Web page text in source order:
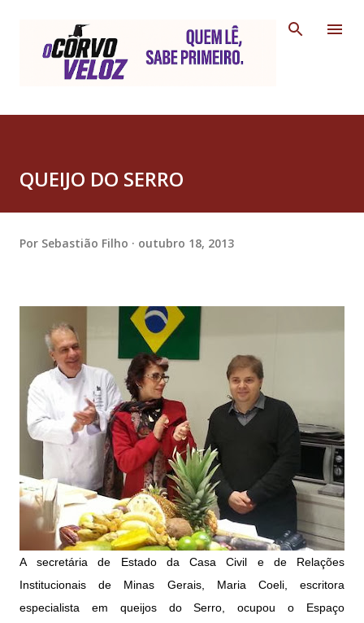
QUEIJO DO SERRO
Por Sebastião Filho outubro 18, 2013
A secretária de Estado da Casa Civil e de Relações
Institucionais de Minas Gerais, Maria Coeli, escritora
especialista em queijos do Serro, ocupou o Espaço